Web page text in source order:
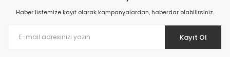
Haber listemize kayıt olarak kampanyalardan, haberdar olabilirsiniz.
Kayıt Ol